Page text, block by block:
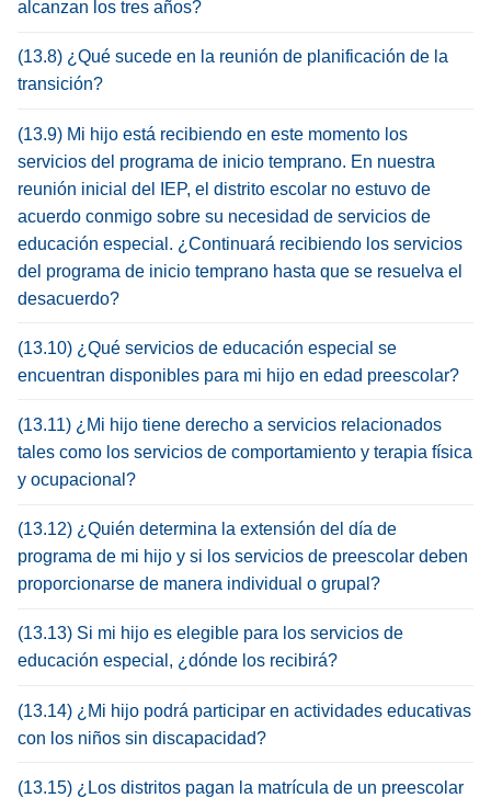
alcanzan los tres años?
(13.8) ¿Qué sucede en la reunión de planificación de la
transición?
(13.9) Mi hijo está recibiendo en este momento los
servicios del programa de inicio temprano. En nuestra
reunión inicial del IEP, el distrito escolar no estuvo de
acuerdo conmigo sobre su necesidad de servicios de
educación especial. ¿Continuará recibiendo los servicios
del programa de inicio temprano hasta que se resuelva el
desacuerdo?
(13.10) ¿Qué servicios de educación especial se
encuentran disponibles para mi hijo en edad preescolar?
(13.11) ¿Mi hijo tiene derecho a servicios relacionados
tales como los servicios de comportamiento y terapia física
y ocupacional?
(13.12) ¿Quién determina la extensión del día de
programa de mi hijo y si los servicios de preescolar deben
proporcionarse de manera individual o grupal?
(13.13) Si mi hijo es elegible para los servicios de
educación especial, ¿dónde los recibirá?
(13.14) ¿Mi hijo podrá participar en actividades educativas
con los niños sin discapacidad?
(13.15) ¿Los distritos pagan la matrícula de un preescolar